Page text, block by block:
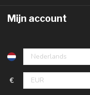
Mijn account
€